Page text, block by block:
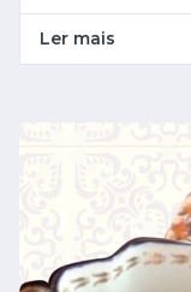
Ler mais